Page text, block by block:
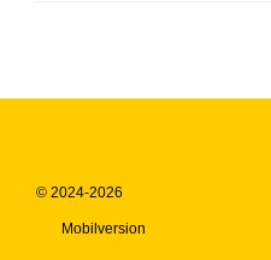
© 2024-2026
Mobilversion